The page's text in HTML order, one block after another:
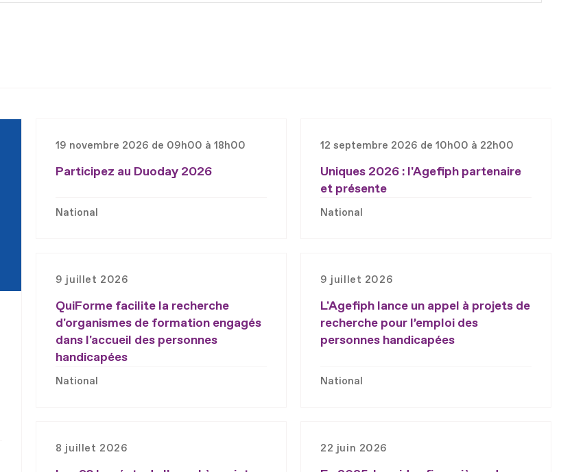
19 novembre 2026 de 09h00 à 18h00
Participez au Duoday 2026
National
12 septembre 2026 de 10h00 à 22h00
Uniques 2026 : l'Agefiph partenaire
et présente
National
9 juillet 2026
QuiForme facilite la recherche
d'organismes de formation engagés
dans l'accueil des personnes
handicapées
National
9 juillet 2026
L'Agefiph lance un appel à projets de
recherche pour l’emploi des
personnes handicapées
National
8 juillet 2026 22 juin 2026